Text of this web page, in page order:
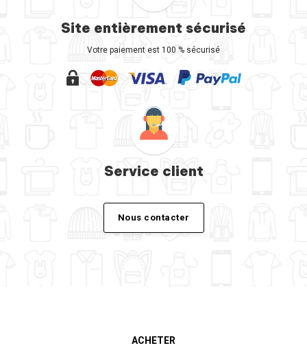
Site entièrement sécurisé
Votre paiement est 100 % sécurisé
Service client
Nous contacter
ACHETER